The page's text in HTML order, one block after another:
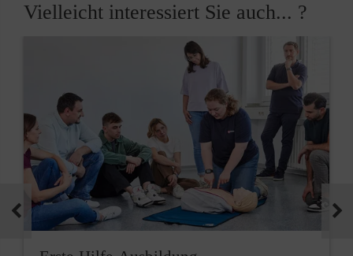
Vielleicht interessiert Sie auch... ?